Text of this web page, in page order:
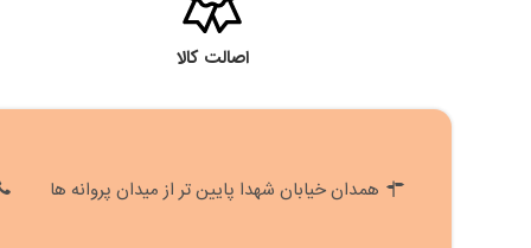
اصالت کالا
همدان خیابان شهدا پایین تر از میدان پروانه ها